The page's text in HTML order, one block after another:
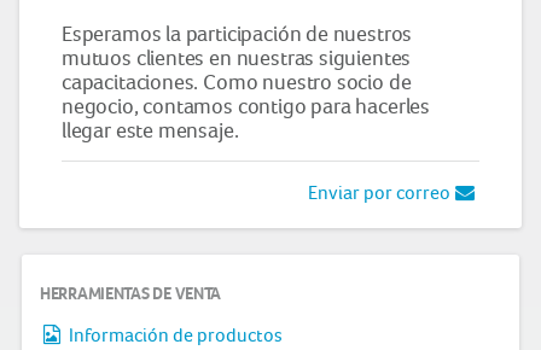
Esperamos la participación de nuestros
mutuos clientes en nuestras siguientes
capacitaciones. Como nuestro socio de
negocio, contamos contigo para hacerles
llegar este mensaje.
Enviar por correo
HERRAMIENTAS DE VENTA
Información de productos